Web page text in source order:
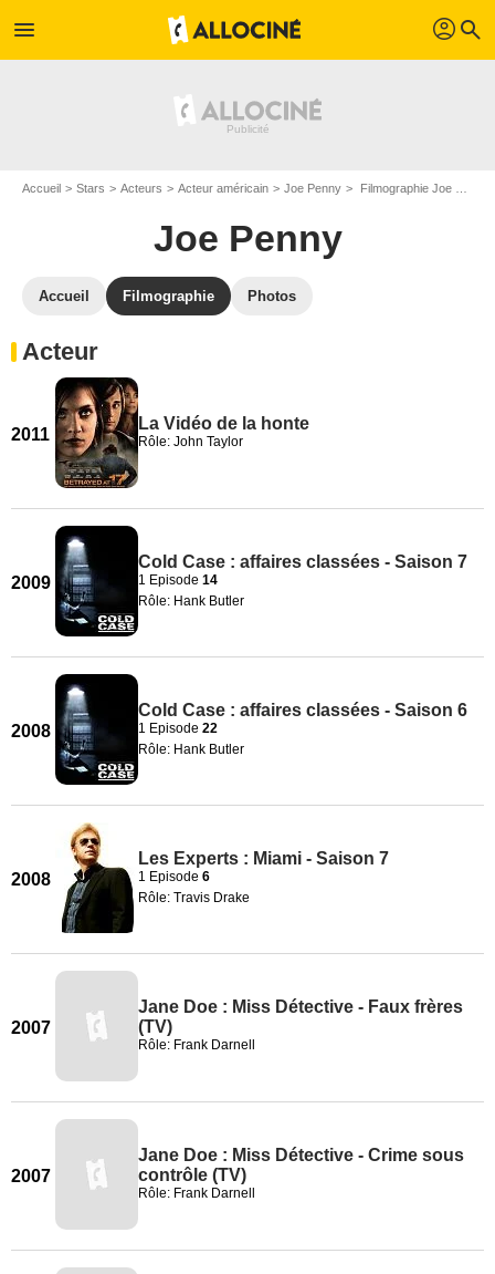
menu profil search
Accueil Stars Acteurs Acteur américain Joe Penny Filmographie Joe Penny
Joe Penny
Accueil Filmographie Photos
Acteur
2011
La Vidéo de la honte
Rôle: John Taylor
2009
Cold Case : affaires classées - Saison 7
1 Episode 14
Rôle: Hank Butler
2008
Cold Case : affaires classées - Saison 6
1 Episode 22
Rôle: Hank Butler
2008
Les Experts : Miami - Saison 7
1 Episode 6
Rôle: Travis Drake
2007
Jane Doe : Miss Détective - Faux frères
(TV)
Rôle: Frank Darnell
2007
Jane Doe : Miss Détective - Crime sous
contrôle (TV)
Rôle: Frank Darnell